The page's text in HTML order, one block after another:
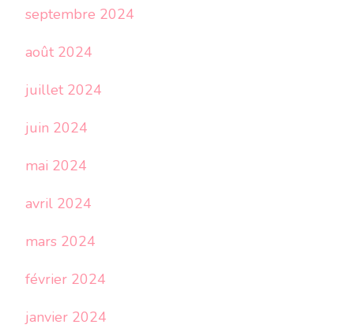
septembre 2024
août 2024
juillet 2024
juin 2024
mai 2024
avril 2024
mars 2024
février 2024
janvier 2024